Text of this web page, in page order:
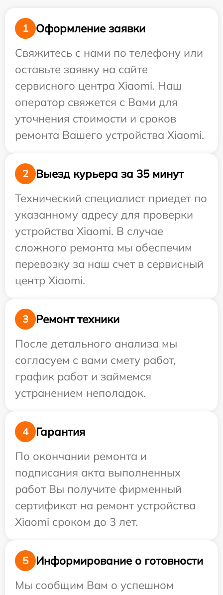
1
Оформление заявки
Свяжитесь с нами по телефону или
оставьте заявку на сайте
сервисного центра Xiaomi. Наш
оператор свяжется с Вами для
уточнения стоимости и сроков
ремонта Вашего устройства Xiaomi.
2
Выезд курьера за 35 минут
Технический специалист приедет по
указанному адресу для проверки
устройства Xiaomi. В случае
сложного ремонта мы обеспечим
перевозку за наш счет в сервисный
центр Xiaomi.
3
Ремонт техники
После детального анализа мы
согласуем с вами смету работ,
график работ и займемся
устранением неполадок.
4
Гарантия
По окончании ремонта и
подписания акта выполненных
работ Вы получите фирменный
сертификат на ремонт устройства
Xiaomi сроком до 3 лет.
5
Информирование о готовности
Мы сообщим Вам о успешном